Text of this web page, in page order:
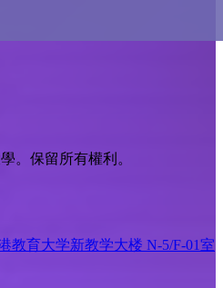
。保留所有權利。
教育大学新教学大楼 N-5/F-01室